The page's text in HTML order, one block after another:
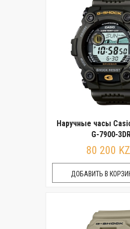
Наручные часы
G-7900-
80 200
ДОБАВИТЬ В